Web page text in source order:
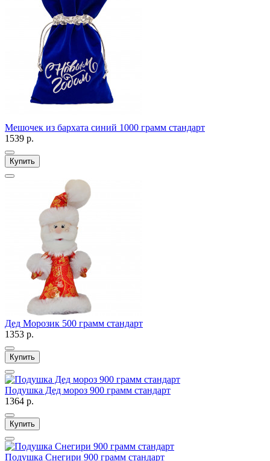
Мешочек из бархата синий 1000 грамм стандарт
1539 р.
Купить
Дед Морозик 500 грамм стандарт
1353 р.
Купить
Подушка Дед мороз 900 грамм стандарт
1364 р.
Купить
Подушка Снегири 900 грамм стандарт